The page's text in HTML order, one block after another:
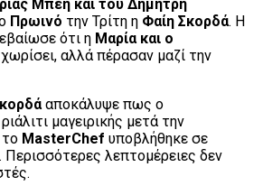
Μπέη και του Δημήτρη
Πρωινό την Τρίτη η Φαίη Σκορδά. Η
ότι η Μαρία και ο
αλλά πέρασαν μαζί την
αποκάλυψε πως ο
μαγειρικής μετά την
MasterChef υποβλήθηκε σε
Περισσότερες λεπτομέρειες δεν